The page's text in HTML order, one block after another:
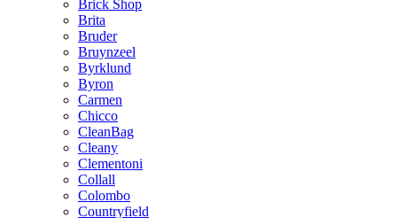
Brick Shop
Brita
Bruder
Bruynzeel
Byrklund
Byron
Carmen
Chicco
CleanBag
Cleany
Clementoni
Collall
Colombo
Countryfield